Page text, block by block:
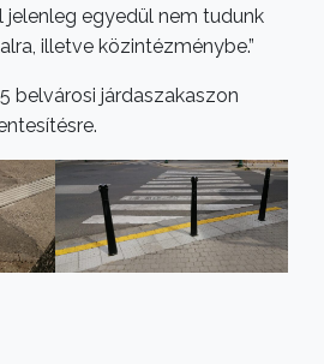
jelenleg egyedül nem tudunk
illetve közintézménybe.”
belvárosi járdaszakaszon